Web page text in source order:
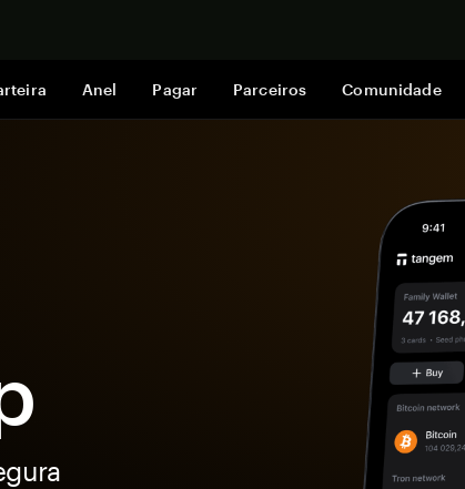
Anel Pagar Parceiros Comunidade